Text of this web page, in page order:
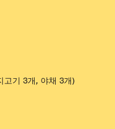
고기 3개, 야채 3개)